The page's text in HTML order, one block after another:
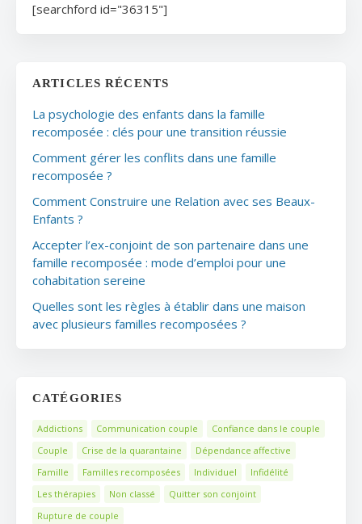
[searchford id="36315"]
ARTICLES RÉCENTS
La psychologie des enfants dans la famille
recomposée : clés pour une transition réussie
Comment gérer les conflits dans une famille
recomposée ?
Comment Construire une Relation avec ses Beaux-
Enfants ?
Accepter l’ex-conjoint de son partenaire dans une
famille recomposée : mode d’emploi pour une
cohabitation sereine
Quelles sont les règles à établir dans une maison
avec plusieurs familles recomposées ?
CATÉGORIES
Addictions Communication couple
Confiance dans le couple
Couple
Crise de la quarantaine
Dépendance affective
Famille
Familles recomposées Individuel
Infidélité
Les thérapies
Non classé
Quitter son conjoint
Rupture de couple